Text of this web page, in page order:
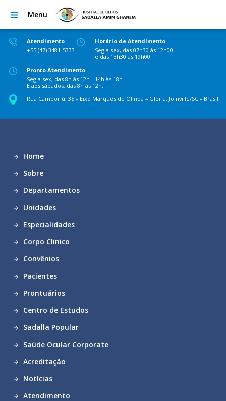
Menu
Atendimento
+55 (47) 3481-5333
Horário de Atendimento
Seg a sex, das 07h30 às 12h00
e das 13h30 às 19h00
Pronto Atendimento
Seg a sex, das 8h às 12h - 14h às 18h
E aos sábados, das 8h às 12h.
Rua Camboriú, 35 – Eixo Marquês de Olinda – Glória, Joinville/SC – Brasil
Home
Sobre
Departamentos
Unidades
Especialidades
Corpo Clinico
Convênios
Pacientes
Prontuários
Centro de Estudos
Sadalla Popular
Saúde Ocular Corporate
Acreditação
Notícias
Atendimento